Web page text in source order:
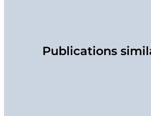
Publications